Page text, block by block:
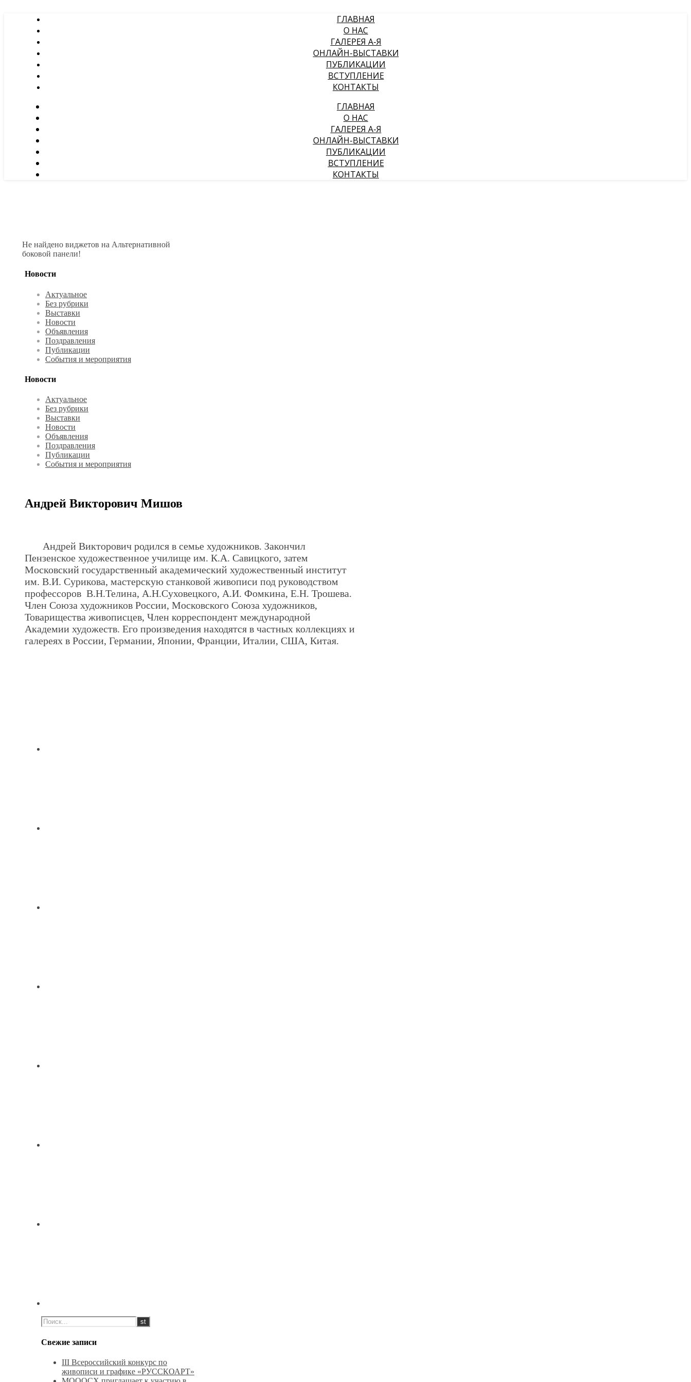
ГЛАВНАЯ
О НАС
ГАЛЕРЕЯ А-Я
ОНЛАЙН-ВЫСТАВКИ
ПУБЛИКАЦИИ
ВСТУПЛЕНИЕ
КОНТАКТЫ
ГЛАВНАЯ
О НАС
ГАЛЕРЕЯ А-Я
ОНЛАЙН-ВЫСТАВКИ
ПУБЛИКАЦИИ
ВСТУПЛЕНИЕ
КОНТАКТЫ
Не найдено виджетов на Альтернативной
боковой панели!
Новости
Актуальное
Без рубрики
Выставки
Новости
Объявления
Поздравления
Публикации
События и мероприятия
Новости
Актуальное
Без рубрики
Выставки
Новости
Объявления
Поздравления
Публикации
События и мероприятия
Андрей Викторович Мишов
Андрей Викторович родился в семье художников. Закончил
Пензенское художественное училище им. К.А. Савицкого, затем
Московский государственный академический художественный институт
им. В.И. Сурикова, мастерскую станковой живописи под руководством
профессоров В.Н.Телина, А.Н.Суховецкого, А.И. Фомкина, Е.Н. Трошева.
Член Союза художников России, Московского Союза художников,
Товарищества живописцев, Член корреспондент международной
Академии художеств. Его произведения находятся в частных коллекциях и
галереях в России, Германии, Японии, Франции, Италии, США, Китая.
Свежие записи
III Всероссийский конкурс по
живописи и графике «РУССКОАРТ»